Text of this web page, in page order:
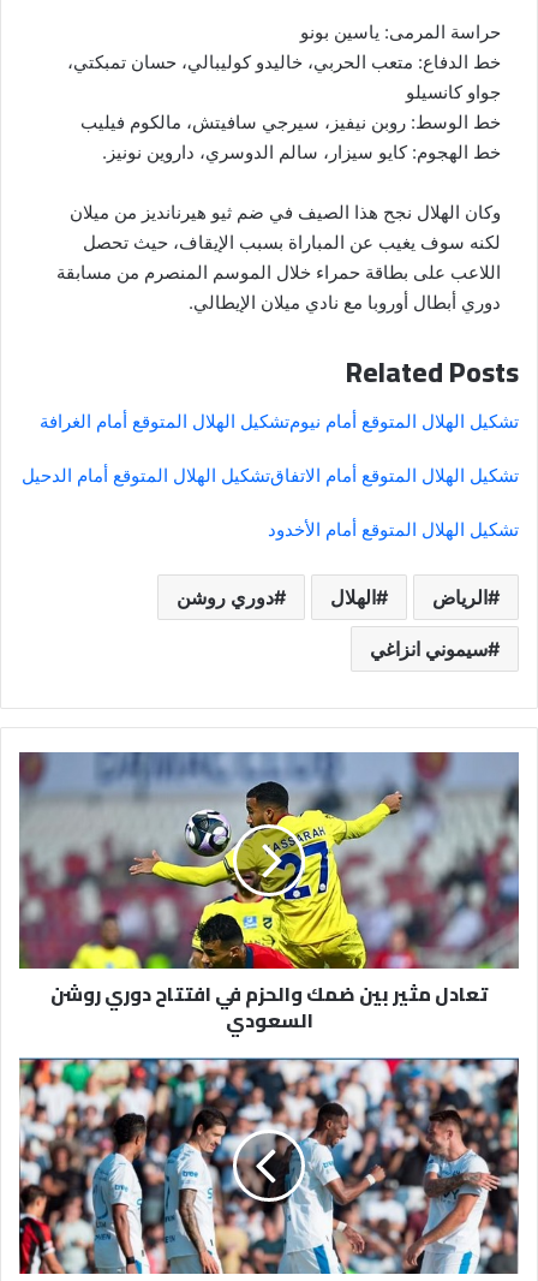
حراسة المرمى: ياسين بونو
خط الدفاع: متعب الحربي، خاليدو كوليبالي، حسان تمبكتي،
جواو كانسيلو
خط الوسط: روبن نيفيز، سيرجي سافيتش، مالكوم فيليب
خط الهجوم: كايو سيزار، سالم الدوسري، داروين نونيز.
وكان الهلال نجح هذا الصيف في ضم ثيو هيرنانديز من ميلان
لكنه سوف يغيب عن المباراة بسبب الإيقاف، حيث تحصل
اللاعب على بطاقة حمراء خلال الموسم المنصرم من مسابقة
دوري أبطال أوروبا مع نادي ميلان الإيطالي.
Related Posts
تشكيل الهلال المتوقع أمام نيومتشكيل الهلال المتوقع أمام الغرافة
تشكيل الهلال المتوقع أمام الاتفاقتشكيل الهلال المتوقع أمام الدحيل
تشكيل الهلال المتوقع أمام الأخدود
الرياض الهلال دوري روشن
سيموني انزاغي
مثير
بين
ضمك
والحزم
في
افتتاح
دوري
روشن
السعوديتعادل مثير بين ضمك والحزم في افتتاح دوري روشن
السعودي
غيابات
عديدة..تعرف
على
أجانب
الهلال
أمام
الرياض